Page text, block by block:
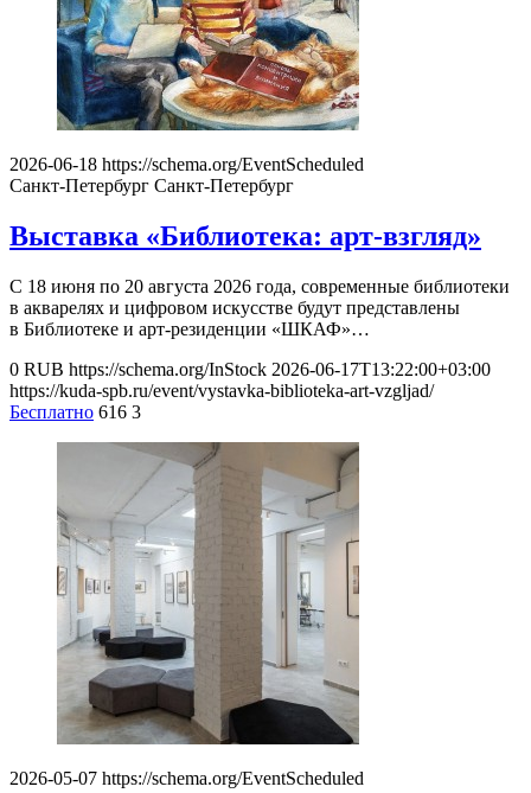
2026-06-18 https://schema.org/EventScheduled
Санкт-Петербург Санкт-Петербург
Выставка «Библиотека: арт-взгляд»
С 18 июня по 20 августа 2026 года, современные библиотеки
в акварелях и цифровом искусстве будут представлены
в Библиотеке и арт-резиденции «ШКАФ»…
0 RUB https://schema.org/InStock 2026-06-17T13:22:00+03:00
https://kuda-spb.ru/event/vystavka-biblioteka-art-vzgljad/
Бесплатно 616 3
2026-05-07 https://schema.org/EventScheduled